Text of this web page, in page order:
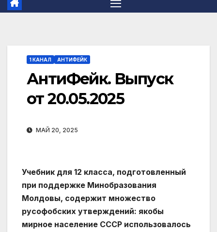
1 КАНАЛ АНТИФЕЙК
АнтиФейк. Выпуск
от 20.05.2025
МАЙ 20, 2025
Учебник для 12 класса, подготовленный
при поддержке Минобразования
Молдовы, содержит множество
русофобских утверждений: якобы
мирное население СССР использовалось